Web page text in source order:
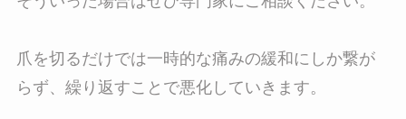
爪を切るだけでは一時的な痛みの緩和にしか繋が
らず、繰り返すことで悪化していきます。